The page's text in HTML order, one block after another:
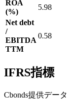
ROA
(%)
5.98
Net debt
/
EBITDA
TTM
0.58
IFRS指標
Cbonds提供データ